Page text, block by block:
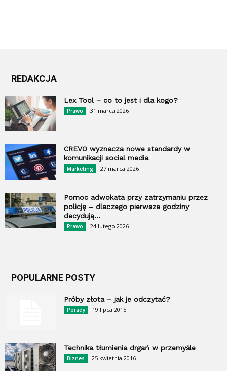
REDAKCJA
Lex Tool – co to jest i dla kogo?
Prawo 31 marca 2026
CREVO wyznacza nowe standardy w
komunikacji social media
Marketing 27 marca 2026
Pomoc adwokata przy zatrzymaniu przez
policję – dlaczego pierwsze godziny
decydują...
Prawo 24 lutego 2026
POPULARNE POSTY
Próby złota – jak je odczytać?
Porady 19 lipca 2015
Technika tłumienia drgań w przemyśle
Biznes 25 kwietnia 2016